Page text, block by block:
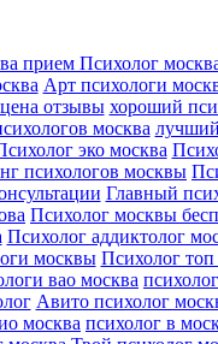
прием Психолог
Арт психологи
отзывы хороший
москва
эко москва
психологов москвы
Главный
Психолог москвы
Психолог аддиктолог
москвы Психолог топ
вао москва
Авито психолог
москва психолог в